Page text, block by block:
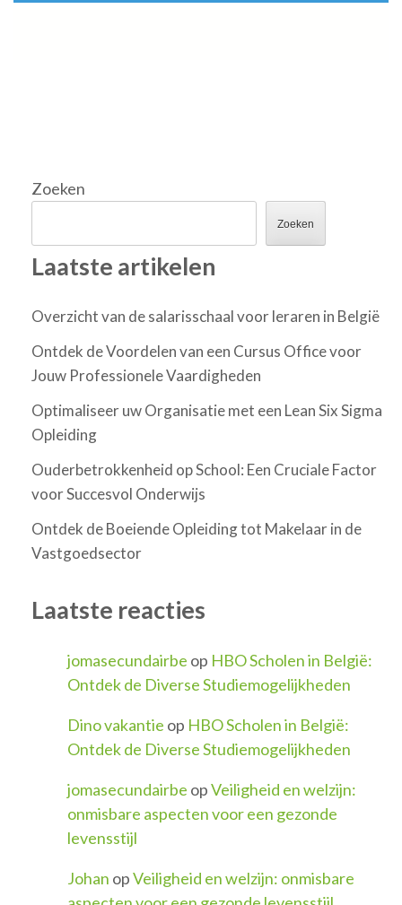
Zoeken
Zoeken
Laatste artikelen
Overzicht van de salarisschaal voor leraren in België
Ontdek de Voordelen van een Cursus Office voor
Jouw Professionele Vaardigheden
Optimaliseer uw Organisatie met een Lean Six Sigma
Opleiding
Ouderbetrokkenheid op School: Een Cruciale Factor
voor Succesvol Onderwijs
Ontdek de Boeiende Opleiding tot Makelaar in de
Vastgoedsector
Laatste reacties
jomasecundairbe op HBO Scholen in België:
Ontdek de Diverse Studiemogelijkheden
Dino vakantie op HBO Scholen in België:
Ontdek de Diverse Studiemogelijkheden
jomasecundairbe opVeiligheid en welzijn:
onmisbare aspecten voor een gezonde
levensstijl
Johan opVeiligheid en welzijn: onmisbare